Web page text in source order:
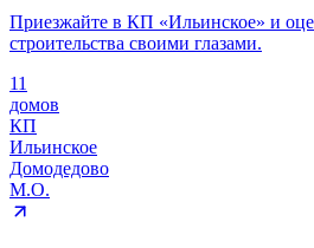
Приезжайте в КП «Ильинское» и
строительства своими глазами.
11
домов
КП
Ильинское
Домодедово
М.О.